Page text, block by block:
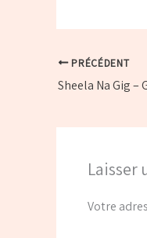
PRÉCÉDENT
Sheela Na Gig –
Laisser
Votre